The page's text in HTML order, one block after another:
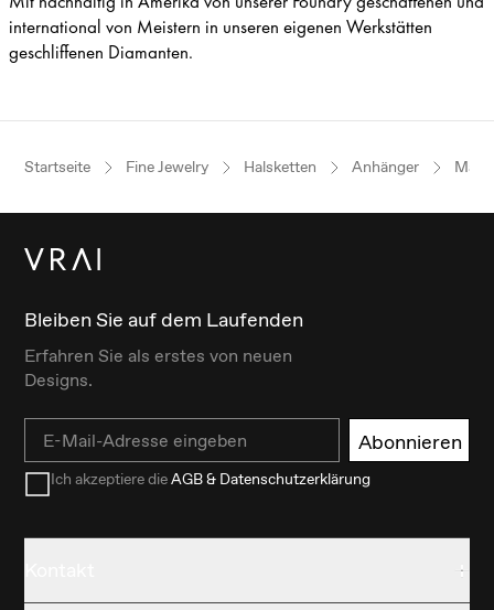
international von Meistern in unseren eigenen Werkstätten
geschliffenen Diamanten.
Startseite Fine Jewelry Halsketten Anhänger
Bleiben Sie auf dem Laufenden
Erfahren Sie als erstes von neuen
Designs.
Email Abonnieren
Ich akzeptiere dieAGB & Datenschutzerklärung